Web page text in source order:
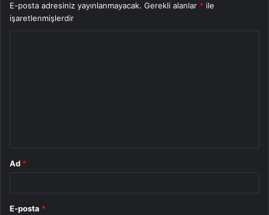
E-posta adresiniz yayınlanmayacak. Gerekli alanlar * ile
işaretlenmişlerdir
Ad *
E-posta *